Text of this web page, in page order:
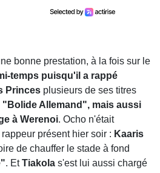
bonne prestation, à la fois sur le
temps puisqu'il a rappé
Princes plusieurs de ses titres
"Bolide Allemand", mais aussi
à Werenoi. Ocho n'était
présent hier soir : Kaaris
de chauffer le stade à fond
. EtTiakola s'est lui aussi chargé